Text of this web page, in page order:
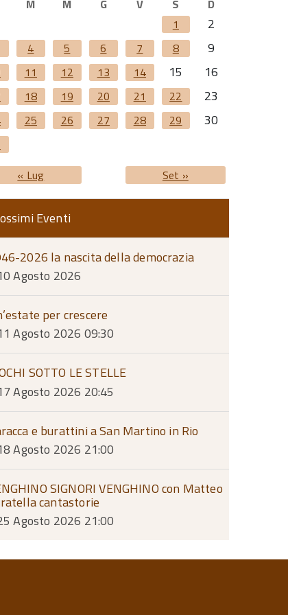
M M G V S
D
1
2
4 5 6 7 8 9
11 12 13 14 15 16
18 19 20 21 22 23
25 26 27 28 29 30
« Lug
Set »
Eventi
2026 la nascita della democrazia
Agosto 2026
per crescere
Agosto 2026 09:30
SOTTO LE STELLE
Agosto 2026 20:45
e burattini a San Martino in Rio
Agosto 2026 21:00
SIGNORI VENGHINO con Matteo
cantastorie
Agosto 2026 21:00